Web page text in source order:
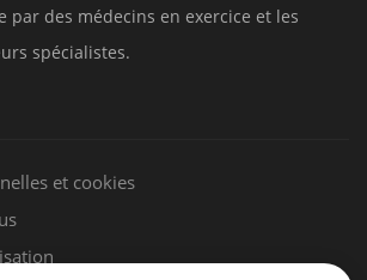
pression artérielle chute au lever